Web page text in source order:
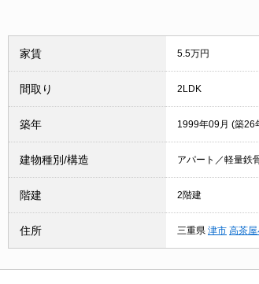
家賃 5.5万円
間取り 2LDK
築年 1999年09月 (築26
建物種別/構造 アパート／軽量鉄
階建 2階建
住所 三重県 津市 高茶